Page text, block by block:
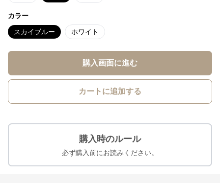
カラー
スカイブルー ホワイト
購入画面に進む
カートに追加する
購入時のルール
必ず購入前にお読みください。